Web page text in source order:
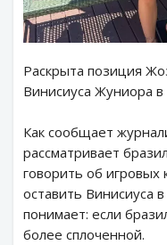
Раскрыта позиция
Винисиуса Жуниора в
Как сообщает
рассматривает
говорить об игровых
оставить Винисиуса
понимает: если
более сплоченной.